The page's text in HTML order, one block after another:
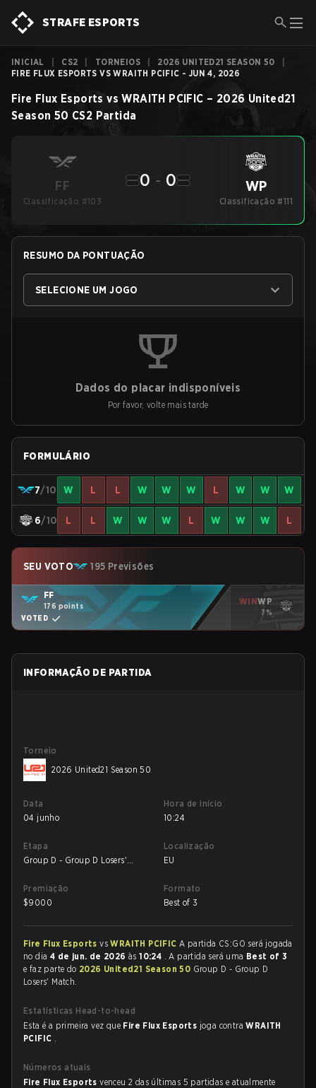
STRAFE ESPORTS
INICIAL CS2 TORNEIOS 2026 UNITED21 SEASON 50
FIRE FLUX ESPORTS VS WRAITH PCIFIC - JUN 4, 2026
Fire Flux Esports vs WRAITH PCIFIC – 2026 United21
Season 50 CS2 Partida
FF
Classificação #103
0 - 0 WP
Classificação #111
RESUMO DA PONTUAÇÃO
SELECIONE UM JOGO
Dados do placar indisponíveis
Por favor, volte mais tarde
FORMULÁRIO
7/10 W L L W W W L W W W
6/10 L L W W W L W W W L
SEU VOTO 195 Previsões
FF
176 points
VOTED
WINWP
7%
INFORMAÇÃO DE PARTIDA
Torneio
2026 United21 Season 50
Data
04 junho
Hora de início
10:24
Etapa
Group D - Group D Losers'
Localização
EU
Premiação
$9000
Formato
Best of 3
Fire Flux EsportsvsWRAITH PCIFICA partida CS:GO será jogada
no dia 4 de jun. de 2026às10:24 . A partida será uma Best of 3
e faz parte do 2026 United21 Season 50 Group D - Group D
Losers' Match.
Estatísticas Head-to-head
Esta é a primeira vez que Fire Flux Esports joga contraWRAITH
PCIFIC .
Números atuais
Fire Flux Esportsvenceu 2 das últimas 5 partidas e atualmente